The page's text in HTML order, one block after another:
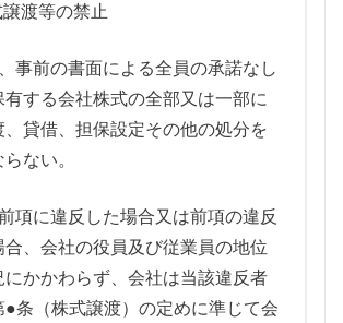
渡等の禁止
事前の書面による全員の承諾なし
有する会社株式の全部又は一部に
、貸借、担保設定その他の処分を
ない。
項に違反した場合又は前項の違反
合、会社の役員及び従業員の地位
にかかわらず、会社は当該違反者
●条（株式譲渡）の定めに準じて会